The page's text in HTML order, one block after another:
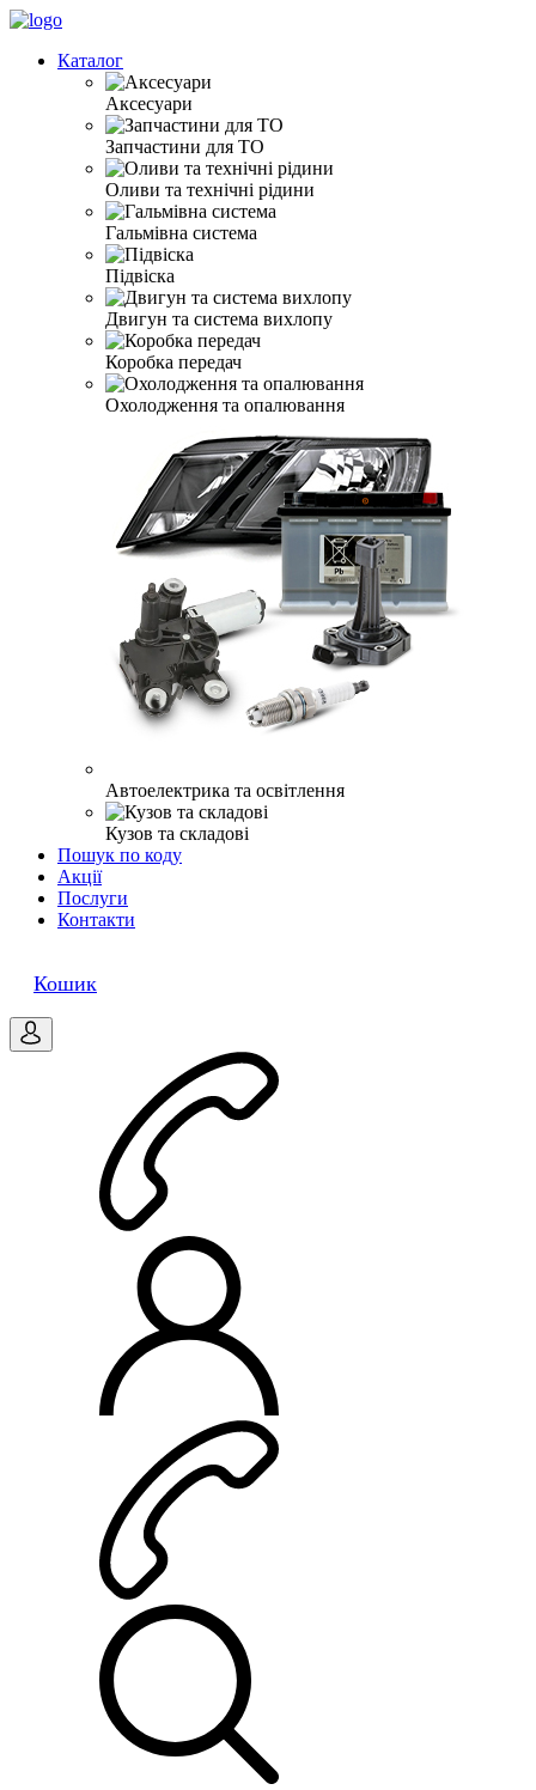
Каталог
Аксесуари
Запчастини для ТО
Оливи та технічні рідини
Гальмівна система
Підвіска
Двигун та система вихлопу
Коробка передач
Охолодження та опалювання
Автоелектрика та освітлення
Кузов та складові
Пошук по коду
Акції
Послуги
Контакти
Кошик